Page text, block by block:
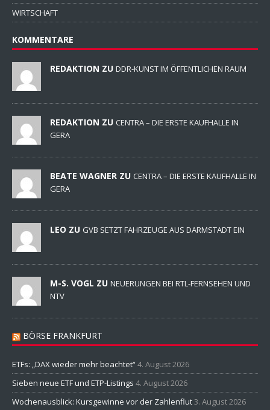
WIRTSCHAFT
KOMMENTARE
REDAKTION ZU DDR-KUNST IM ÖFFENTLICHEN RAUM
REDAKTION ZU CENTRA – DIE ERSTE KAUFHALLE IN
GERA
BEATE WAGNER ZU CENTRA – DIE ERSTE KAUFHALLE IN
GERA
LEO ZU GVB SETZT FAHRZEUGE AUS DARMSTADT EIN
M-S. VOGL ZU NEUERUNGEN BEI RTL-FERNSEHEN UND
NTV
BÖRSE FRANKFURT
ETFs: „DAX wieder mehr beachtet“4. August 2026
Sieben neue ETF und ETP-Listings 4. August 2026
Wochenausblick: Kursgewinne vor der Zahlenflut3. August 2026